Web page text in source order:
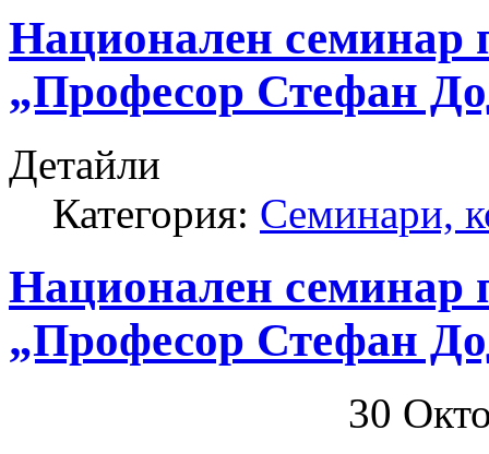
Национален семинар
„Професор Стефан
Детайли
Категория: Семинари,
Национален семинар
„Професор Стефан
30